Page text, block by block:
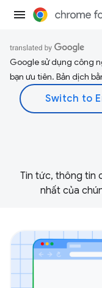
Google sử dụng công
bạn ưu tiên. Bản dịch
Tin tức, thông tin
nhất của